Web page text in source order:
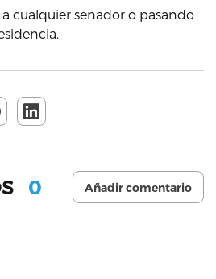
cualquier senador o pasando
0 Añadir comentario